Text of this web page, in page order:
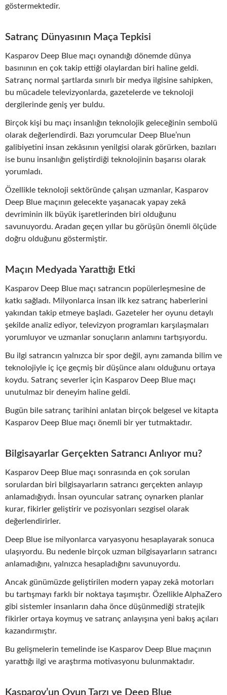
göstermektedir.
Satranç Dünyasının Maça Tepkisi
Kasparov Deep Blue maçı oynandığı dönemde dünya
basınının en çok takip ettiği olaylardan biri haline geldi.
Satranç normal şartlarda sınırlı bir medya ilgisine sahipken,
bu mücadele televizyonlarda, gazetelerde ve teknoloji
dergilerinde geniş yer buldu.
Birçok kişi bu maçı insanlığın teknolojik geleceğinin sembolü
olarak değerlendirdi. Bazı yorumcular Deep Blue’nun
galibiyetini insan zekâsının yenilgisi olarak görürken, bazıları
ise bunu insanlığın geliştirdiği teknolojinin başarısı olarak
yorumladı.
Özellikle teknoloji sektöründe çalışan uzmanlar, Kasparov
Deep Blue maçının gelecekte yaşanacak yapay zekâ
devriminin ilk büyük işaretlerinden biri olduğunu
savunuyordu. Aradan geçen yıllar bu görüşün önemli ölçüde
doğru olduğunu göstermiştir.
Maçın Medyada Yarattığı Etki
Kasparov Deep Blue maçı satrancın popülerleşmesine de
katkı sağladı. Milyonlarca insan ilk kez satranç haberlerini
yakından takip etmeye başladı. Gazeteler her oyunu detaylı
şekilde analiz ediyor, televizyon programları karşılaşmaları
yorumluyor ve uzmanlar sonuçların anlamını tartışıyordu.
Bu ilgi satrancın yalnızca bir spor değil, aynı zamanda bilim ve
teknolojiyle iç içe geçmiş bir düşünce alanı olduğunu ortaya
koydu. Satranç severler için Kasparov Deep Blue maçı
unutulmaz bir deneyim haline geldi.
Bugün bile satranç tarihini anlatan birçok belgesel ve kitapta
Kasparov Deep Blue maçı önemli bir yer tutmaktadır.
Bilgisayarlar Gerçekten Satrancı Anlıyor mu?
Kasparov Deep Blue maçı sonrasında en çok sorulan
sorulardan biri bilgisayarların satrancı gerçekten anlayıp
anlamadığıydı. İnsan oyuncular satranç oynarken planlar
kurar, fikirler geliştirir ve pozisyonları sezgisel olarak
değerlendirirler.
Deep Blue ise milyonlarca varyasyonu hesaplayarak sonuca
ulaşıyordu. Bu nedenle birçok uzman bilgisayarların satrancı
anlamadığını, yalnızca hesapladığını savunuyordu.
Ancak günümüzde geliştirilen modern yapay zekâ motorları
bu tartışmayı farklı bir noktaya taşımıştır. Özellikle AlphaZero
gibi sistemler insanların daha önce düşünmediği stratejik
fikirler ortaya koymuş ve satranç anlayışına yeni bakış açıları
kazandırmıştır.
Bu gelişmelerin temelinde ise Kasparov Deep Blue maçının
yarattığı ilgi ve araştırma motivasyonu bulunmaktadır.
Kasparov’un Oyun Tarzı ve Deep Blue